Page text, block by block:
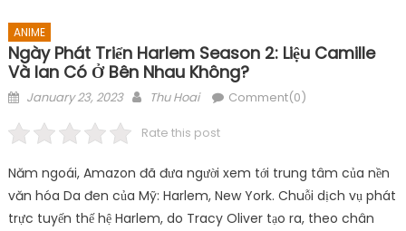
ANIME
Ngày Phát Triển Harlem Season 2: Liệu Camille
Và Ian Có Ở Bên Nhau Không?
Posted
January 23, 2023 Author
Thu Hoai Comment(0)
Rate this post
Năm ngoái, Amazon đã đưa người xem tới trung tâm của nền
văn hóa Da đen của Mỹ: Harlem, New York. Chuỗi dịch vụ phát
trực tuyến thế hệ Harlem, do Tracy Oliver tạo ra, theo chân